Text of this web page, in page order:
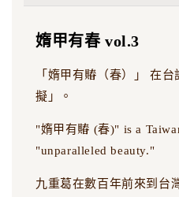
媠甲有春 vol.3
「媠甲有賰（春）」 在
擬」。
"媠甲有賰 (春)" is a
"unparalleled beauty."
九重葛在數百年前來到台